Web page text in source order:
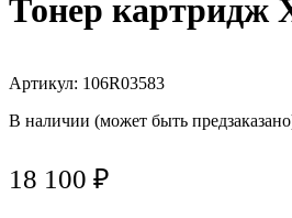
Тонер картридж
Артикул: 106R03583
В наличии (может быть
18 100 ₽